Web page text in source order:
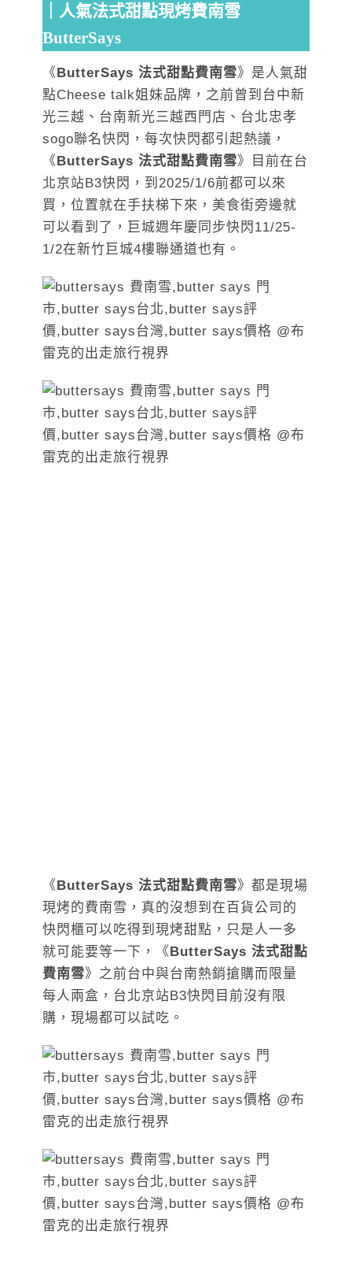
｜人氣法式甜點現烤費南雪
ButterSays
《ButterSays 法式甜點費南雪》是人氣甜
點Cheese talk姐妹品牌，之前曾到台中新
光三越、台南新光三越西門店、台北忠孝
sogo聯名快閃，每次快閃都引起熱議，
《ButterSays 法式甜點費南雪》目前在台
北京站B3快閃，到2025/1/6前都可以來
買，位置就在手扶梯下來，美食街旁邊就
可以看到了，巨城週年慶同步快閃11/25-
1/2在新竹巨城4樓聯通道也有。
《ButterSays 法式甜點費南雪》都是現場
現烤的費南雪，真的沒想到在百貨公司的
快閃櫃可以吃得到現烤甜點，只是人一多
就可能要等一下，《ButterSays 法式甜點
費南雪》之前台中與台南熱銷搶購而限量
每人兩盒，台北京站B3快閃目前沒有限
購，現場都可以試吃。